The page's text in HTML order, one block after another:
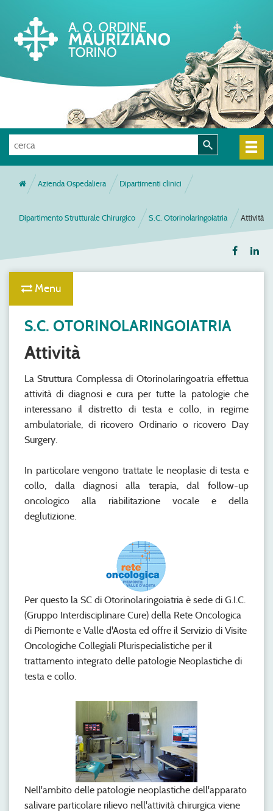
Azienda Ospedaliera Dipartimenti clinici
Dipartimento Strutturale Chirurgico S.C. Otorinolaringoiatria Attività
Menu
S.C. OTORINOLARINGOIATRIA
Attività
La Struttura Complessa di Otorinolaringoatria effettua
attività di diagnosi e cura per tutte la patologie che
interessano il distretto di testa e collo, in regime
ambulatoriale, di ricovero Ordinario o ricovero Day
Surgery.
In particolare vengono trattate le neoplasie di testa e
collo, dalla diagnosi alla terapia, dal follow-up
oncologico alla riabilitazione vocale e della
deglutizione.
Per questo la SC di Otorinolaringoiatria è sede di G.I.C.
(Gruppo Interdisciplinare Cure) della Rete Oncologica
di Piemonte e Valle d'Aosta ed offre il Servizio di Visite
Oncologiche Collegiali Plurispecialistiche per il
trattamento integrato delle patologie Neoplastiche di
testa e collo.
Nell'ambito delle patologie neoplastiche dell'apparato
salivare particolare rilievo nell'attività chirurgica viene